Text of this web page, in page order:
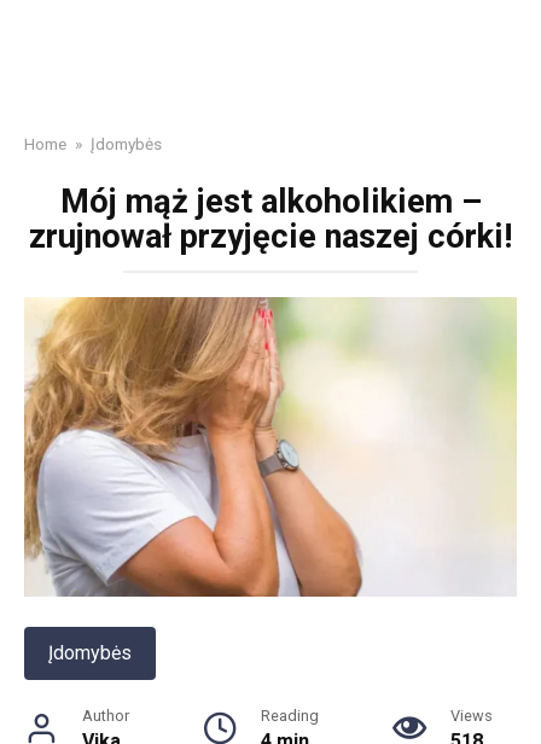
Home » Įdomybės
Mój mąż jest alkoholikiem –
zrujnował przyjęcie naszej córki!
Įdomybės
Author Reading Views